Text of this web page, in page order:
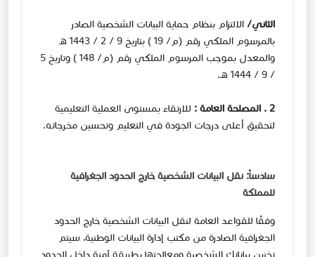
الثاني/ الالتزام بنظام حماية البيانات الشخصية الصادر
بالمرسوم الملكي رقم (م/ 19 ) بتاريخ 9 / 2 / 1443 هـ
والمعدل بموجب المرسوم الملكي رقم (م/ 148 ) وتاريخ 5
/ 9 / 1444 هـ.
2 . المصلحة العامة :
للارتقاء بمستوى العملية التعليمية
لتحقيق أعلى درجات الجودة في التعليم وتحسين مخرجاته.
سادساً: نقل البيانات الشخصية خارج الحدود الجغرافية
للمملكة
وفقًا للقواعد العامة لنقل البيانات الشخصية خارج الحدود
الجغرافية الصادرة من مكتب إدارة البيانات الوطنية، سيتم
تخزين بياناتك الشخصية ومعالجتها بطريقة آمنة داخل الحدود